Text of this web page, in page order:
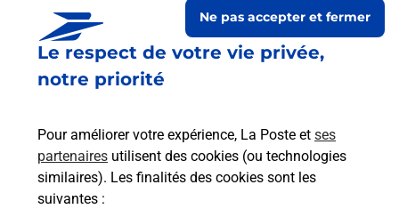
Le respect de votre vie privée,
notre priorité
Pour améliorer votre expérience, La Poste et ses
partenaires utilisent des cookies (ou technologies
similaires). Les finalités des cookies sont les
suivantes :
Ne pas accepter et fermer
Le lien s'ouvre dans un nouvel onglet